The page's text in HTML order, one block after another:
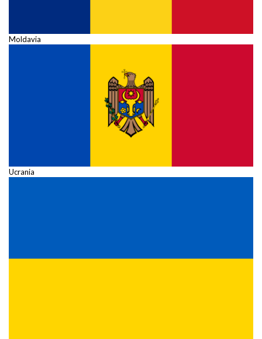
Moldavia
Ucrania